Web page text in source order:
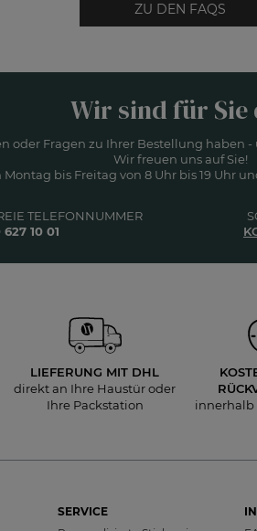
ZU DEN FAQS
Wir sind für Sie
Fragen zu Ihrer Bestellung haben
Wir freuen uns auf Sie!
bis Freitag von 8 Uhr bis 19 Uhr
TELEFONNUMMER
10 01
LIEFERUNG MIT DHL
direkt an Ihre Haustür oder
Ihre Packstation
innerhalb
SERVICE